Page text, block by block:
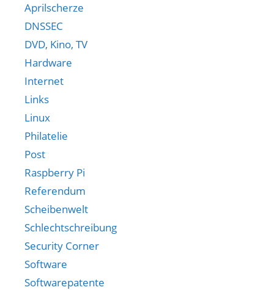
Aprilscherze
DNSSEC
DVD, Kino, TV
Hardware
Internet
Links
Linux
Philatelie
Post
Raspberry Pi
Referendum
Scheibenwelt
Schlechtschreibung
Security Corner
Software
Softwarepatente